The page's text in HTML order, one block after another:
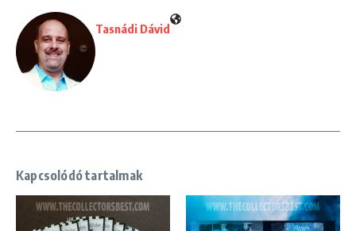
Tasnádi Dávid
Kapcsolódó tartalmak